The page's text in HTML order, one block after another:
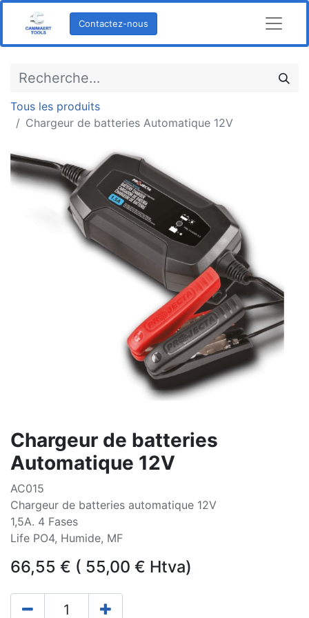
Contactez-nous
Tous les produits
Chargeur de batteries Automatique 12V
Chargeur de batteries
Automatique 12V
AC015
Chargeur de batteries automatique 12V
1,5A. 4 Fases
Life PO4, Humide, MF
66,55 € ( 55,00 € Htva)